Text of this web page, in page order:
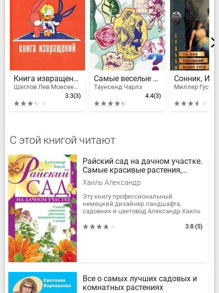
Книга извращений
Щеглов Лев Моисеевич, Макс Фрай
3.3(3)
Самые веселые головоломки
Таунсенд Чарлз
4.4(3)
Миллер Густав
С этой книгой читают
Райский сад на дачном участке.
Самые красивые растения,
неприхотливые в уходе
Хаиль Александр
Эту книгу профессиональный
немецкий дизайнер ландшафта,
садовник и цветовод Александр Хаиль
садовый участок не только давал
3.8 (5)
Все о самых лучших садовых и
комнатных растениях